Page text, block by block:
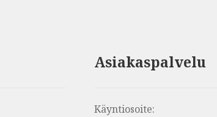
Asiakaspalvelu
Käyntiosoite: